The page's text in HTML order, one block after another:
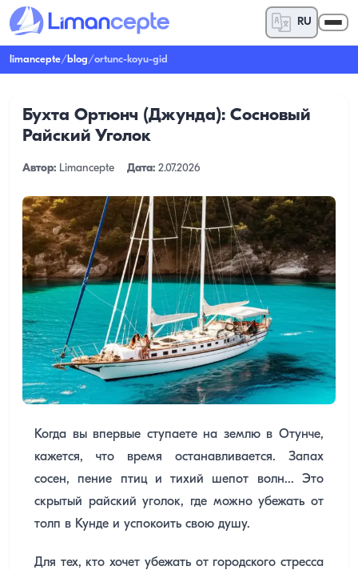
RU
limancepte/blog/ortunc-koyu-gid
Бухта Ортюнч (Джунда): Сосновый
Райский Уголок
Автор: Limancepte Дата: 2.07.2026
Когда вы впервые ступаете на землю в Отунче,
кажется, что время останавливается. Запах
сосен, пение птиц и тихий шепот волн... Это
скрытый райский уголок, где можно убежать от
толп в Кунде и успокоить свою душу.
Для тех, кто хочет убежать от городского стресса